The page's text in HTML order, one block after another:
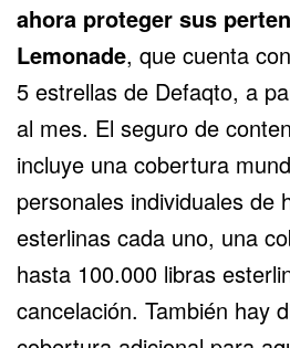
ahora proteger sus
Lemonade, que cuenta
5 estrellas de Defaqto, a
al mes. El seguro de
incluye una cobertura
personales individuales de
esterlinas cada uno, una
hasta 100.000 libras
cancelación. También hay